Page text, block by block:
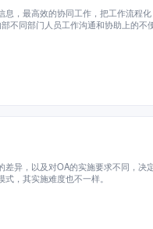
，最高效的协同工作，把工作流程
不同部门人员工作沟通和协助上的不便
异，以及对OA的实施要求不同，决
，其实施难度也不一样。